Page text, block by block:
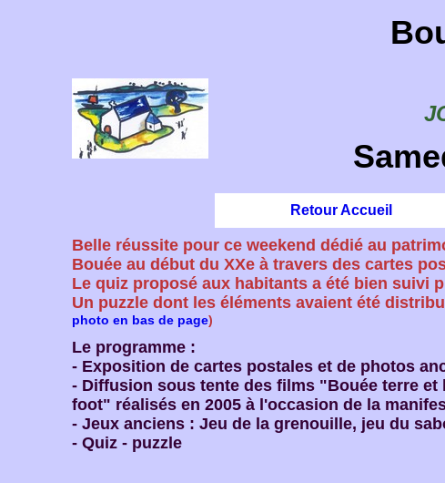
Retour Accueil
Belle réussite pour ce weekend dédié au
Bouée au début du XXe à travers des cartes
Le quiz proposé aux habitants a été bien suivi
Un puzzle dont les éléments avaient été
photo en bas de page)
Le programme :
- Exposition de cartes postales et de photos
- Diffusion sous tente des films "Bouée terre
foot" réalisés en 2005 à l'occasion de la
- Jeux anciens : Jeu de la grenouille, jeu du
- Quiz - puzzle